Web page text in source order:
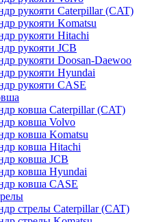
рукояти Caterpillar (CAT)
рукояти Komatsu
рукояти Hitachi
рукояти JCB
рукояти Doosan-Daewoo
рукояти Hyundai
рукояти CASE
ковша Caterpillar (CAT)
ковша Volvo
ковша Komatsu
ковша Hitachi
ковша JCB
ковша Hyundai
ковша CASE
стрелы Caterpillar (CAT)